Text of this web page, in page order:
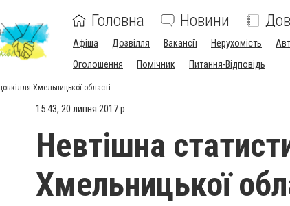
Головна Новини
Афіша Дозвілля Вакансії Нерухомість
Оголошення
Помічник Питання-Відповідь
Хмельницької області
15:43, 20 липня 2017 р.
Невтішна
Хмельницької